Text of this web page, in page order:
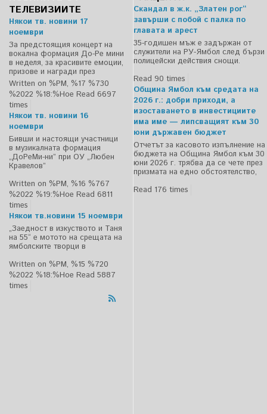
ТЕЛЕВИЗИИТЕ
Някои тв. новини 17
ноември
За предстоящия концерт на
вокална формация До-Ре мини
в неделя, за красивите емоции,
призове и награди през
Written on %PM, %17 %730
%2022 %18:%Ное Read 6697
times
Някои тв. новини 16
ноември
Бивши и настоящи участници
в музикалната формация
„ДоРеМи-ни” при ОУ „Любен
Кравелов”
Written on %PM, %16 %767
%2022 %19:%Ное Read 6811
times
Някои тв.новини 15 ноември
„Заедност в изкуството и Таня
на 55“ е мотото на срещата на
ямболските творци в
Written on %PM, %15 %720
%2022 %18:%Ное Read 5887
times
Скандал в ж.к. „Златен рог“
завърши с побой с палка по
главата и арест
35-годишен мъж е задържан от
служители на РУ-Ямбол след бързи
полицейски действия снощи.
Read 90 times
Община Ямбол към средата на
2026 г.: добри приходи, а
изоставането в инвестициите
има име — липсващият към 30
юни държавен бюджет
Отчетът за касовото изпълнение на
бюджета на Община Ямбол към 30
юни 2026 г. трябва да се чете през
призмата на едно обстоятелство,
Read 176 times